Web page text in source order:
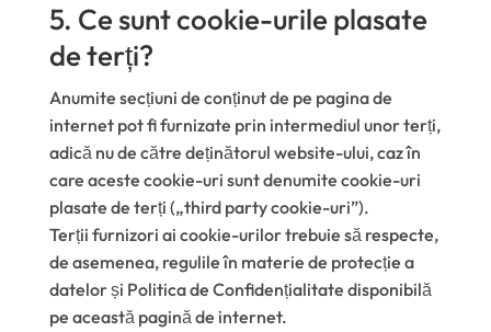
5. Ce sunt cookie-urile plasate
de terți?
Anumite secțiuni de conținut de pe pagina de
internet pot fi furnizate prin intermediul unor terți,
adică nu de către deținătorul website-ului, caz în
care aceste cookie-uri sunt denumite cookie-uri
plasate de terți („third party cookie-uri”).
Terții furnizori ai cookie-urilor trebuie să respecte,
de asemenea, regulile în materie de protecție a
datelor și Politica de Confidențialitate disponibilă
pe această pagină de internet.